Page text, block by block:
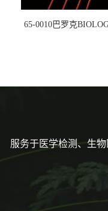
65-0010巴罗克
服务于医学检测、生